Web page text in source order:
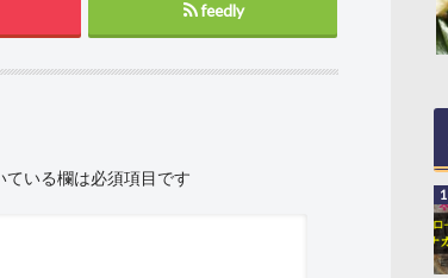
feedly
ている欄は必須項目です